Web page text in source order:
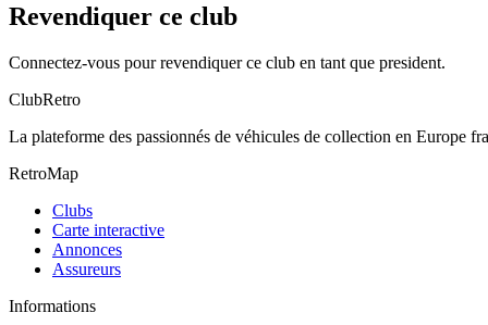
Revendiquer ce club
Connectez-vous pour revendiquer ce club en tant que president.
ClubRetro
La plateforme des passionnés de véhicules de collection en Europe
RetroMap
Clubs
Carte interactive
Annonces
Assureurs
Informations